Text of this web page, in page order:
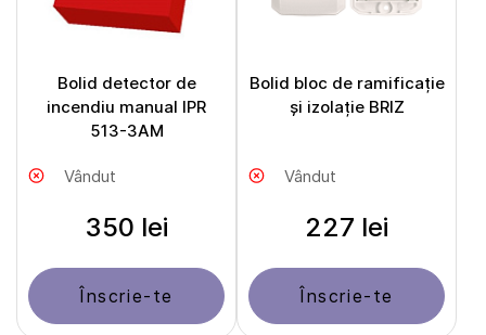
Bolid detector de
incendiu manual IPR
513-3AM
Vândut
350 lei
Înscrie-te
Bolid bloc de ramificație
și izolație BRIZ
Vândut
227 lei
Înscrie-te